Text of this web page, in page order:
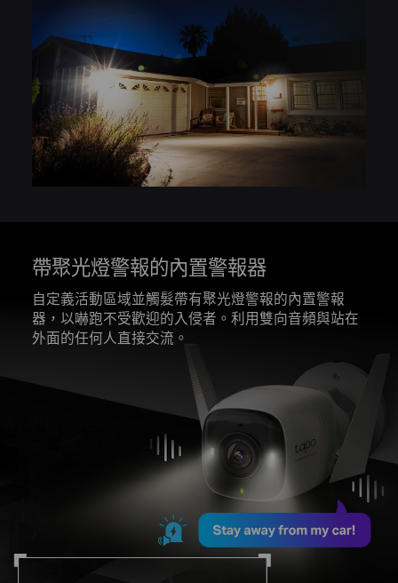
帶聚光燈警報的內置警報器
自定義活動區域並觸髮帶有聚光燈警報的內置警報
器，以嚇跑不受歡迎的入侵者。利用雙向音頻與站在
外面的任何人直接交流。